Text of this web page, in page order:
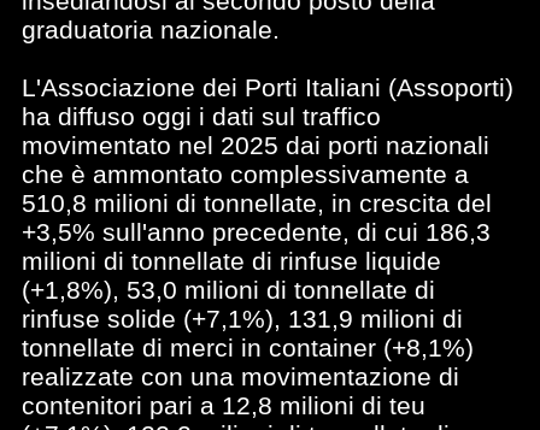
graduatoria nazionale.
L'Associazione dei Porti Italiani (Assoporti)
ha diffuso oggi i dati sul traffico
movimentato nel 2025 dai porti nazionali
che è ammontato complessivamente a
510,8 milioni di tonnellate, in crescita del
+3,5% sull'anno precedente, di cui 186,3
milioni di tonnellate di rinfuse liquide
(+1,8%), 53,0 milioni di tonnellate di
rinfuse solide (+7,1%), 131,9 milioni di
tonnellate di merci in container (+8,1%)
realizzate con una movimentazione di
contenitori pari a 12,8 milioni di teu